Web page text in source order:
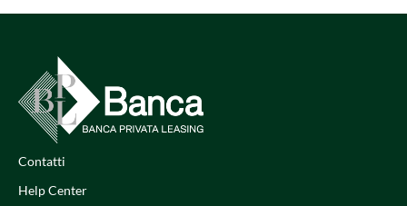
Contatti
Help Center